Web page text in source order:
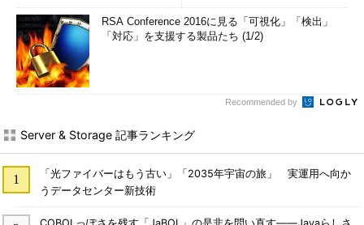
RSA Conference 2016に見る「可視化」「検出」
「対応」を支援する製品たち (1/2)
Recommended by
Server & Storage 記事ランキング
「光ファイバーはもう古い」「2035年宇宙の旅」 実運用へ向か
うデータセンター新技術